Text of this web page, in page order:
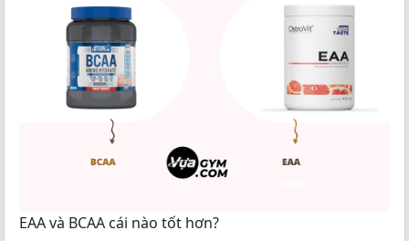
EAA và BCAA cái nào tốt hơn?